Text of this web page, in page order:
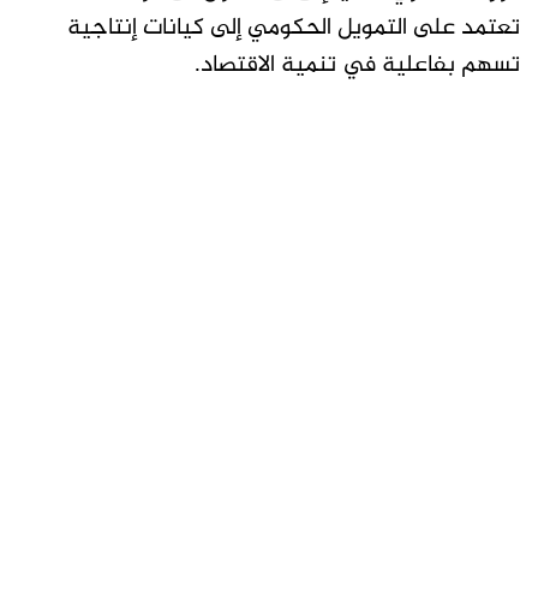
تعتمد على التمويل الحكومي إلى كيانات إنتاجية
تسهم بفاعلية في تنمية الاقتصاد.